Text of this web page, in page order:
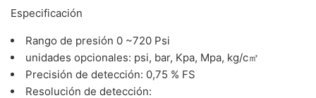
Especificación
Rango de presión 0 ~720 Psi
unidades opcionales: psi, bar, Kpa, Mpa, kg/c㎡
Precisión de detección: 0,75 % FS
Resolución de detección: